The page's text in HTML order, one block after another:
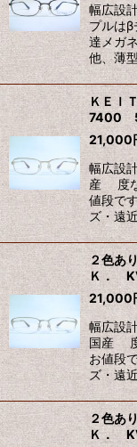
幅広設
プルは
達メガ
他、薄
ＫＥＩ
7400
21,000
幅広設
産 度な
値段で
ズ・遠
２色あ
Ｋ．
21,000
幅広設
国産 度
お値段
ズ・遠
２色あ
Ｋ．